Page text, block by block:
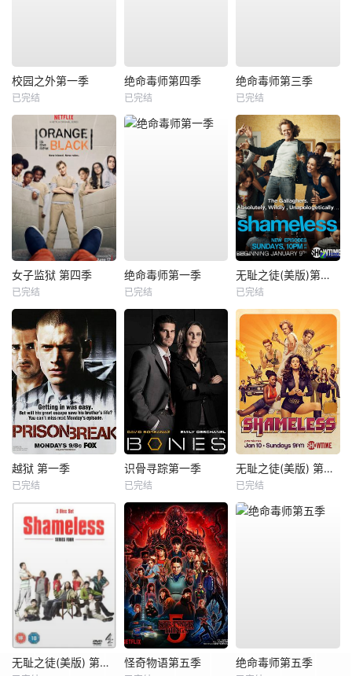
校园之外第一季
已完结
绝命毒师第四季
已完结
绝命毒师第三季
已完结
女子监狱 第四季
已完结
绝命毒师第一季
已完结
无耻之徒(美版)第一季
已完结
越狱 第一季
已完结
识骨寻踪第一季
已完结
无耻之徒(美版) 第六季
已完结
无耻之徒(美版) 第四季 怪奇物语第五季 绝命毒师第五季